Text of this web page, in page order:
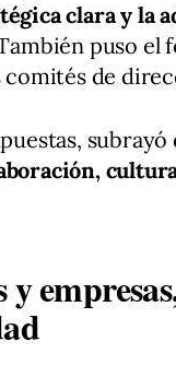
clara y la
puso
comités de
subrayó